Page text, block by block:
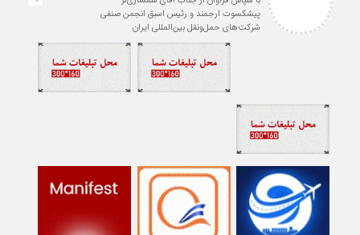
پیشکسوت ارجمند و رئیس اسبق انجمن صنفی
شرکت‌های حمل‌ونقل بین‌المللی ایران